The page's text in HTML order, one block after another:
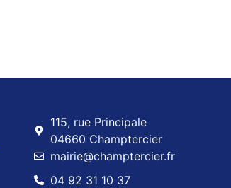
115, rue Principale
04660 Champtercier
mairie@champtercier.fr
04 92 31 10 37